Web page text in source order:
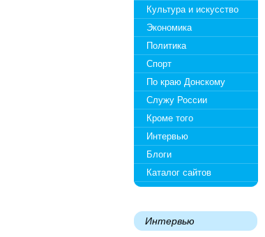
Культура и искусство
Экономика
Политика
Спорт
По краю Донскому
Служу России
Кроме того
Интервью
Блоги
Каталог сайтов
Интервью